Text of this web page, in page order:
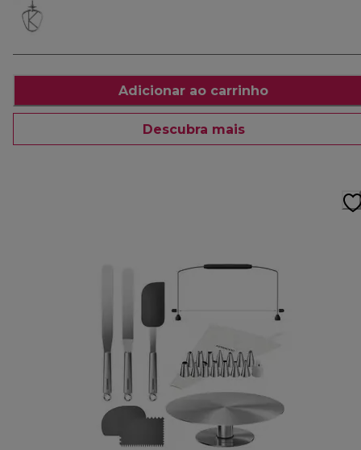
Adicionar ao carrinho
Descubra mais